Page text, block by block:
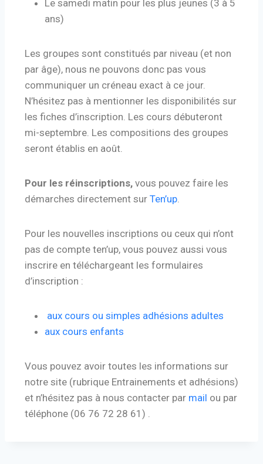
Le samedi matin pour les plus jeunes (3 à 5
ans)
Les groupes sont constitués par niveau (et non
par âge), nous ne pouvons donc pas vous
communiquer un créneau exact à ce jour.
N’hésitez pas à mentionner les disponibilités sur
les fiches d’inscription. Les cours débuteront
mi-septembre. Les compositions des groupes
seront établis en août.
Pour les réinscriptions, vous pouvez faire les
démarches directement sur Ten’up.
Pour les nouvelles inscriptions ou ceux qui n’ont
pas de compte ten’up, vous pouvez aussi vous
inscrire en téléchargeant les formulaires
d’inscription :
aux cours ou simples adhésions adultes
aux cours enfants
Vous pouvez avoir toutes les informations sur
notre site (rubrique Entrainements et adhésions)
et n’hésitez pas à nous contacter par mail ou par
téléphone (06 76 72 28 61) .